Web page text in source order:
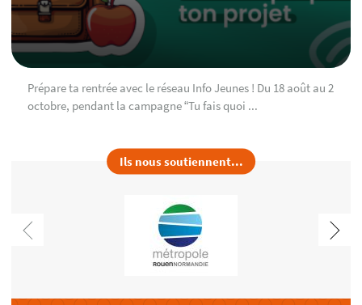
Prépare ta rentrée avec le réseau Info Jeunes ! Du 18 août au 2
octobre, pendant la campagne “Tu fais quoi ...
Ils nous soutiennent...